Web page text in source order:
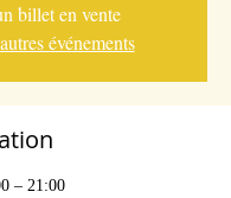
billet en vente
événements
– 21:00